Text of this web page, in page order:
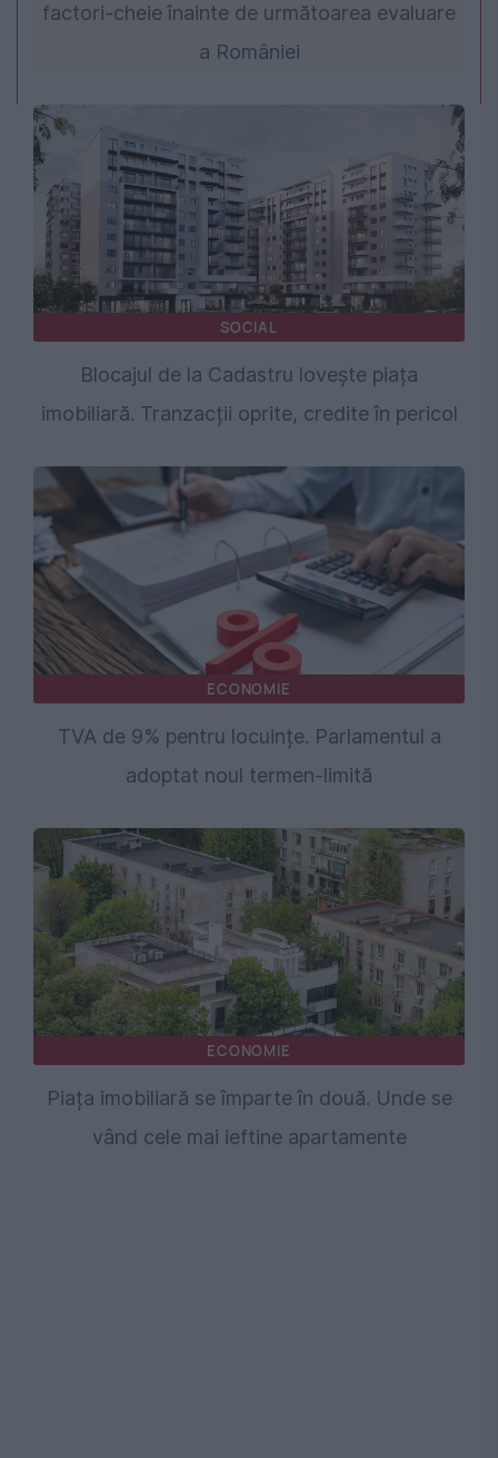
factori-cheie înainte de următoarea evaluare
a României
SOCIAL
Blocajul de la Cadastru lovește piața
imobiliară. Tranzacții oprite, credite în pericol
ECONOMIE
TVA de 9% pentru locuințe. Parlamentul a
adoptat noul termen-limită
ECONOMIE
Piața imobiliară se împarte în două. Unde se
vând cele mai ieftine apartamente